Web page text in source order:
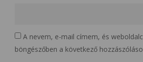
A nevem, e-mail címem, és
böngészőben a következő